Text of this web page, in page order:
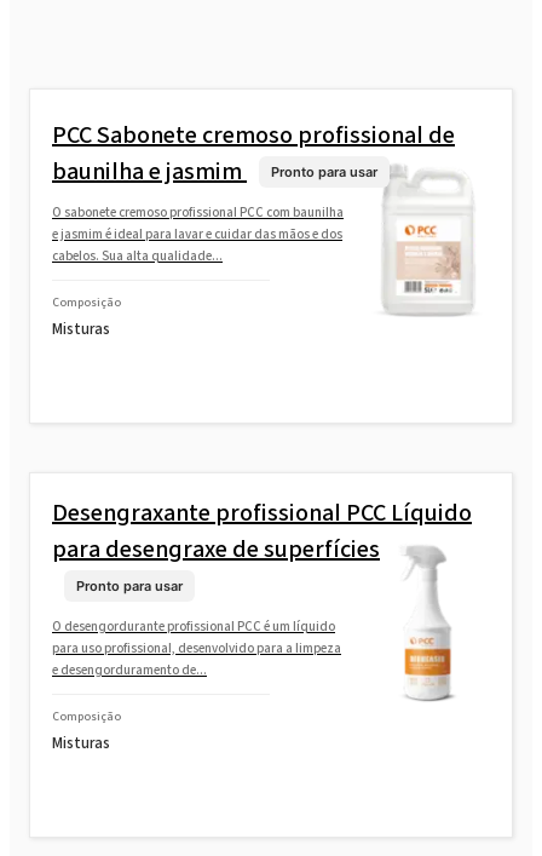
PCCSabonete cremoso profissional de
baunilha e jasmim
Pronto para usar
O sabonete cremoso profissional PCC com baunilha
e jasmim é ideal para lavar e cuidar das mãos e dos
cabelos. Sua alta qualidade...
Composição
Misturas
Desengraxante profissional PCC Líquido
para desengraxe de superfícies
Pronto para usar
O desengordurante profissional PCC é um líquido
para uso profissional, desenvolvido para a limpeza
e desengorduramento de...
Composição
Misturas